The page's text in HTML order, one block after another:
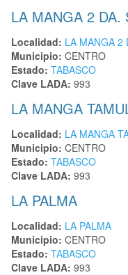
LA MANGA 2 DA.
Localidad: LA MANGA 2
Municipio: CENTRO
Estado: TABASCO
Clave LADA: 993
LA MANGA
Localidad: LA MANGA
Municipio: CENTRO
Estado: TABASCO
Clave LADA: 993
LA PALMA
Localidad: LA PALMA
Municipio: CENTRO
Estado: TABASCO
Clave LADA: 993